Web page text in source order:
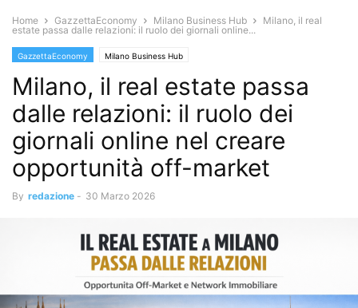
Home GazzettaEconomy Milano Business Hub
Milano, il real
estate passa dalle relazioni: il ruolo dei giornali online...
GazzettaEconomy Milano Business Hub
Milano, il real estate passa
dalle relazioni: il ruolo dei
giornali online nel creare
opportunità off-market
By redazione - 30 Marzo 2026